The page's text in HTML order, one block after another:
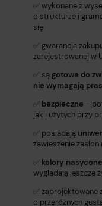
✅ wykonane z
o strukturze i
się
✅ gwarancja
zarejestrowanej w
✅ są gotowe do
nie wymagają
✅ bezpieczne –
jak i użytych przy
✅ posiadają
zawieszenie zasłon
✅ kolory nasycone
wyglądają jeszcze
✅ zaprojektowane
o przeróżnych